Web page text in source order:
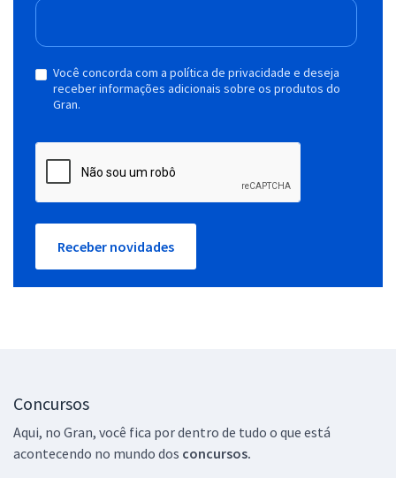
Você concorda com a política de privacidade e deseja
receber informações adicionais sobre os produtos do
Gran.
Receber novidades
Concursos
Aqui, no Gran, você fica por dentro de tudo o que está
acontecendo no mundo dos concursos.